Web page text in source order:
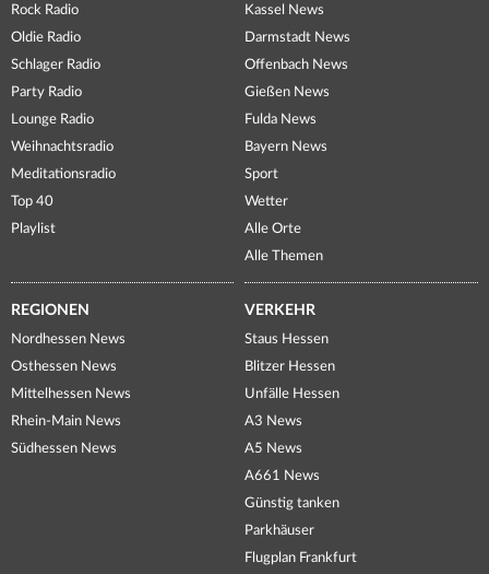
Rock Radio
Oldie Radio
Schlager Radio
Party Radio
Lounge Radio
Weihnachtsradio
Meditationsradio
Top 40
Playlist
Kassel News
Darmstadt News
Offenbach News
Gießen News
Fulda News
Bayern News
Sport
Wetter
Alle Orte
Alle Themen
REGIONEN
Nordhessen News
Osthessen News
Mittelhessen News
Rhein-Main News
Südhessen News
VERKEHR
Staus Hessen
Blitzer Hessen
Unfälle Hessen
A3 News
A5 News
A661 News
Günstig tanken
Parkhäuser
Flugplan Frankfurt